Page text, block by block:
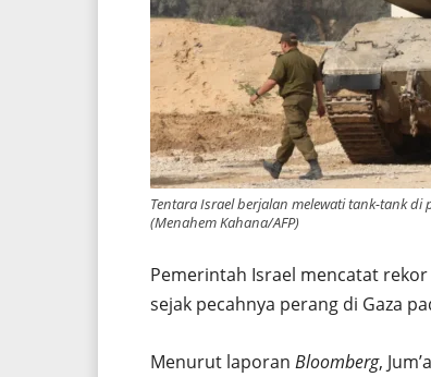
Tentara Israel berjalan melewati tank-tank
(Menahem Kahana/AFP)
Pemerintah Israel mencatat
sejak pecahnya perang di Gaza
Menurut laporan Bloomberg,